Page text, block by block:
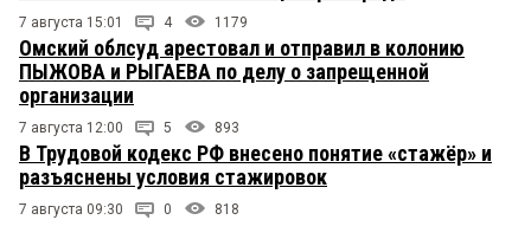
7 августа 15:01 4 1179
Омский облсуд арестовал и отправил в колонию
ПЫЖОВА и РЫГАЕВА по делу о запрещенной
организации
7 августа 12:00 5 893
В Трудовой кодекс РФ внесено понятие «стажёр» и
разъяснены условия стажировок
7 августа 09:30 0 818